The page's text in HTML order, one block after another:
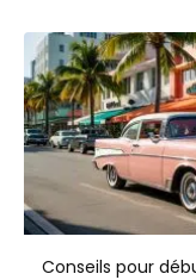
Conseils pour